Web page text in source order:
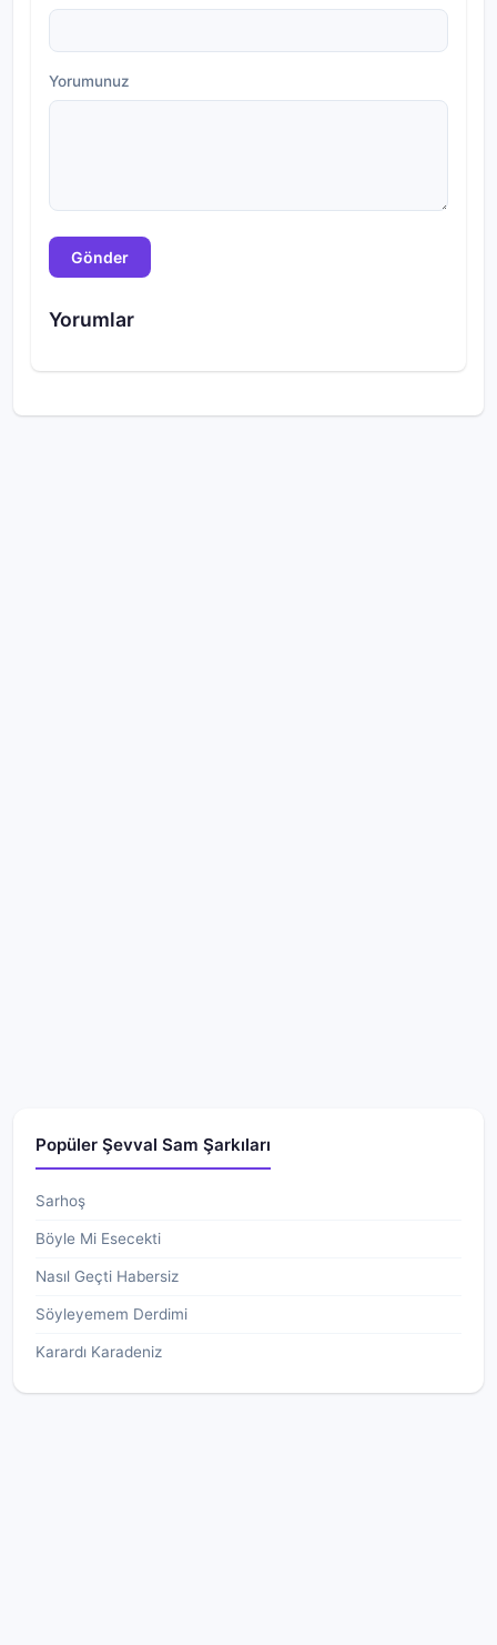
Yorumunuz
Gönder
Yorumlar
Popüler Şevval Sam Şarkıları
Sarhoş
Böyle Mi Esecekti
Nasıl Geçti Habersiz
Söyleyemem Derdimi
Karardı Karadeniz